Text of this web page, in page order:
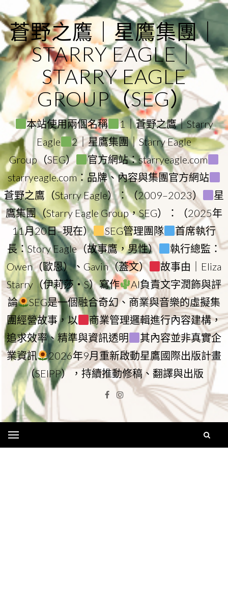
to
content
蒼野之鷹｜星鷹集團｜
STARRY EAGLE｜
STARRY EAGLE
GROUP（SEG）
本站使用兩個名稱
1｜蒼野之鷹｜Starry
Eagle
2｜星鷹集團｜Starry Eagle
Group（SEG）
官方網站：starryeagle.com
starryeagle.com：品牌、內容與集團官方網站
蒼野之鷹（Starry Eagle）：（2009–2023）
星
鷹集團（Starry Eagle Group，SEG）：（2025年
11月20日–現在）
SEG管理團隊
首席執行
長：Story Eagle（故事鷹，男性）
執行總監：
Owen（歐恩）、Gavin（蓋文）
故事由｜Eliza
Starry（伊莉莎・S）寫作
AI負責文字潤飾與評
論
SEG是一個融合奇幻、商業與音樂的虛擬集
團經營故事，以
商業管理邏輯進行內容建構，
追求效率、精準與資訊透明
其內容並非真實企
業資訊
2026年9月重新啟動星鷹國際出版計畫
（SEIPP），持續推動修稿、翻譯與出版
Facebook
Instagram